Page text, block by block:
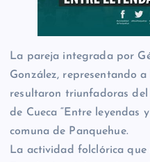
La pareja integrada por
González, representando
resultaron triunfadoras
de Cueca “Entre leyendas
comuna de Panquehue.
La actividad folclórica que